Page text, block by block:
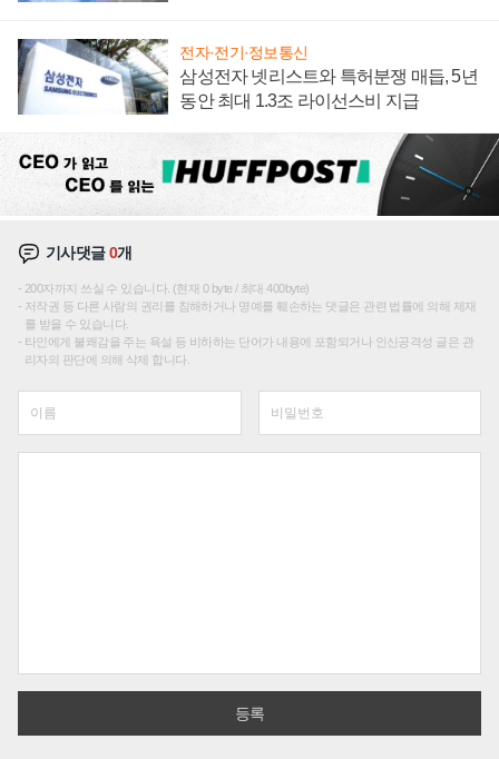
전자·전기·정보통신
삼성전자 넷리스트와 특허분쟁 매듭, 5년
동안 최대 1.3조 라이선스비 지급
기사댓글0개
200자까지 쓰실 수 있습니다. (현재 0 byte / 최대 400byte)
저작권 등 다른 사람의 권리를 침해하거나 명예를 훼손하는 댓글은 관련 법률에 의해 제재
를 받을 수 있습니다.
타인에게 불쾌감을 주는 욕설 등 비하하는 단어가 내용에 포함되거나 인신공격성 글은 관
리자의 판단에 의해 삭제 합니다.